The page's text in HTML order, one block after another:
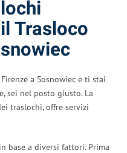
Trasloco
a Sosnowiec e ti stai
sei nel posto giusto. La
traslochi, offre servizi
base a diversi fattori. Prima